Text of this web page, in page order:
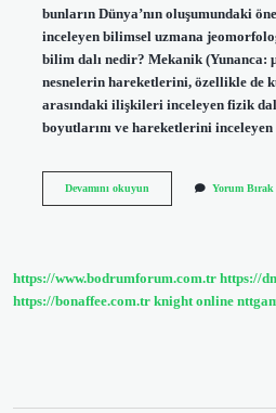
bunların Dünya’nın oluşumundaki
inceleyen bilimsel uzmana
bilim dalı nedir? Mekanik (Yunanca:
nesnelerin hareketlerini, özellikle de
arasındaki ilişkileri inceleyen fizik
boyutlarını ve hareketlerini
Devamını okuyunDünyanın
Dalı
Yorum Bırak
https://www.bodrumforum.com.tr https://
https://bonaffee.com.tr knight online